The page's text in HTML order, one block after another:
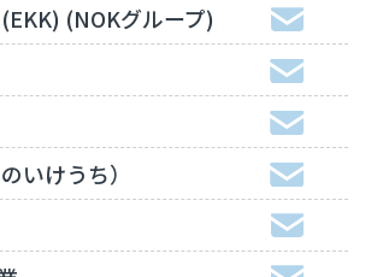
(NOKグループ)
いけうち）